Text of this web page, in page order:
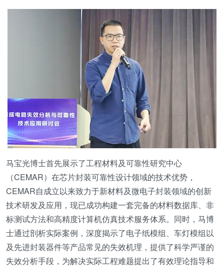
马宝光博士首先展示了工程材料及可靠性研究中心
（CEMAR）在芯片封装可靠性设计领域的技术优势，
CEMAR自成立以来致力于新材料及微电子封装领域的创新
技术研发及应用，现已成功构建一套完备的材料数据库、非
标测试方法和高精度计算机仿真技术服务体系。同时，马博
士通过剖析实际案例，深度揭示了电子纸模组、车灯模组以
及先进封装器件等产品常见的失效机理，提供了科学严谨的
失效分析手段，为解决实际工程难题提出了有效理论指导和